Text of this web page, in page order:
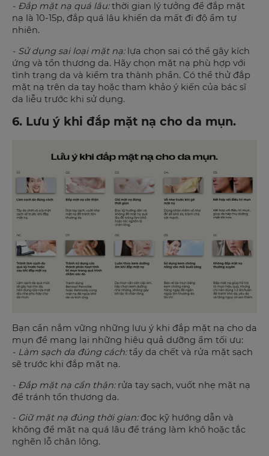
- Đắp mặt nạ quá lâu:thời gian lý tưởng để đắp mặt
nạ là 10-15p, đắp quá lâu khiến da mất đi độ ẩm tự
nhiên.
- Sử dụng sai loại mặt nạ:lựa chọn sai có thể gây kích
ứng và tổn thương da. Hãy chọn mặt nạ phù hợp với
tình trạng da và kiểm tra thành phần. Có thể thử đắp
mặt nạ trên da tay hoặc tham khảo ý kiến của bác sĩ
da liễu trước khi sử dụng.
6. Lưu ý khi đắp mặt nạ cho da mụn.
Bạn cần nắm vững những lưu ý khi đắp mặt nạ cho da
mụn để mang lại những hiệu quả dưỡng ẩm tối ưu:
- Làm sạch da đúng cách:tẩy da chết và rửa mặt sạch
sẽ trước khi đắp mặt nạ.
- Đắp mặt nạ cẩn thận:rửa tay sạch, vuốt nhẹ mặt nạ
để tránh tổn thương da.
- Giữ mặt nạ đúng thời gian:đọc kỹ hướng dẫn và
không để mặt nạ quá lâu để tráng làm khô hoặc tắc
nghẽn lỗ chân lông.